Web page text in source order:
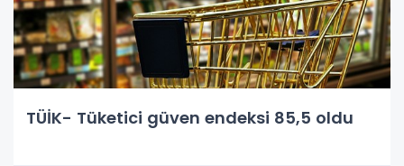
TÜİK- Tüketici güven endeksi 85,5 oldu